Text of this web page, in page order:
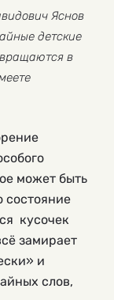
Яснов
детские
в
может быть
состояние
кусочек
замирает
и
слов,